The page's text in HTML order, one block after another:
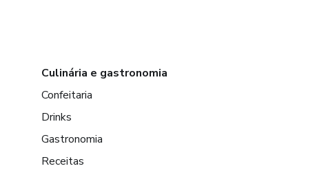
Culinária e gastronomia
Confeitaria
Drinks
Gastronomia
Receitas